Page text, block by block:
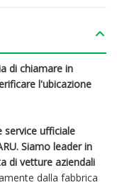
di chiamare in
l'ubicazione
service ufficiale
Siamo leader in
di vetture aziendali
dalla fabbrica